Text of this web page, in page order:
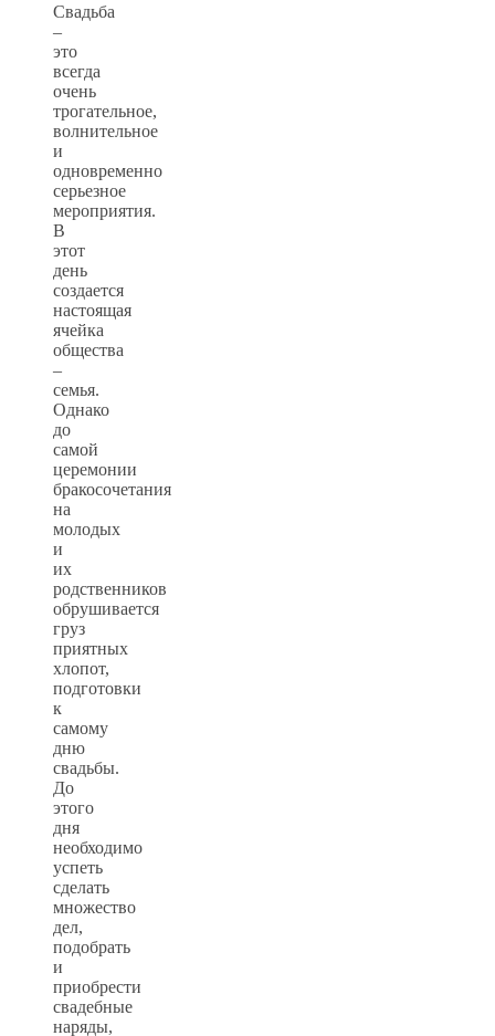
Свадьба
–
это
всегда
очень
трогательное,
волнительное
и
одновременно
серьезное
мероприятия.
В
этот
день
создается
настоящая
ячейка
общества
–
семья.
Однако
до
самой
церемонии
бракосочетания
на
молодых
и
их
родственников
обрушивается
груз
приятных
хлопот,
подготовки
к
самому
дню
свадьбы.
До
этого
дня
необходимо
успеть
сделать
множество
дел,
подобрать
и
приобрести
свадебные
наряды,